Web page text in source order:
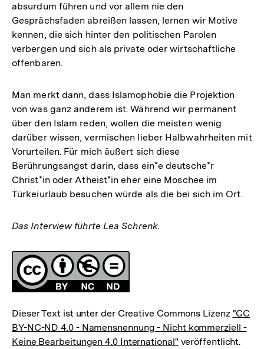
absurdum führen und vor allem nie den
Gesprächsfaden abreißen lassen, lernen wir Motive
kennen, die sich hinter den politischen Parolen
verbergen und sich als private oder wirtschaftliche
offenbaren.
Man merkt dann, dass Islamophobie die Projektion
von was ganz anderem ist. Während wir permanent
über den Islam reden, wollen die meisten wenig
darüber wissen, vermischen lieber Halbwahrheiten mit
Vorurteilen. Für mich äußert sich diese
Berührungsangst darin, dass ein*e deutsche*r
Christ*in oder Atheist*in eher eine Moschee im
Türkeiurlaub besuchen würde als die bei sich im Ort.
Das Interview führte Lea Schrenk.
Fussnoten
Lizenz
Dieser Text ist unter der Creative Commons Lizenz "CC
BY-NC-ND 4.0 - Namensnennung - Nicht kommerziell -
Keine Bearbeitungen 4.0 International" veröffentlicht.